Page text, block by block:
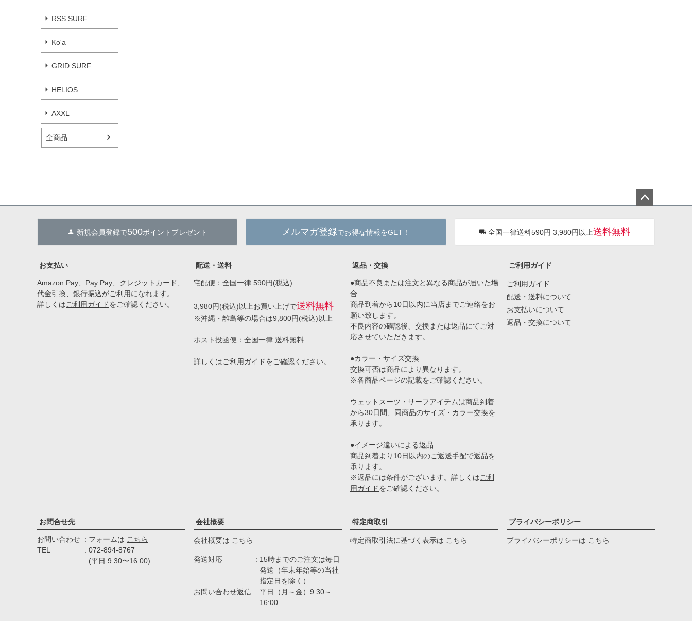
RSS SURF
Ko'a
GRID SURF
HELIOS
AXXL
全商品
へ
新規会員登録で500ポイントプレゼント メルマガ登録でお得な情報をGET！ 全国一律送料590円 3,980円以上送料無料
お支払い
Amazon Pay、Pay Pay、クレジットカード、
代金引換、銀行振込がご利用になれます。
詳しくはご利用ガイドをご確認ください。
配送・送料
宅配便：全国一律 590円(税込)
3,980円(税込)以上お買い上げで送料無料
※沖縄・離島等の場合は9,800円(税込)以上
ポスト投函便：全国一律 送料無料
詳しくはご利用ガイドをご確認ください。
返品・交換
●商品不良または注文と異なる商品が届いた場
合
商品到着から10日以内に当店までご連絡をお
願い致します。
不良内容の確認後、交換または返品にてご対
応させていただきます。
●カラー・サイズ交換
交換可否は商品により異なります。
※各商品ページの記載をご確認ください。
ウェットスーツ・サーフアイテムは商品到着
から30日間、同商品のサイズ・カラー交換を
承ります。
●イメージ違いによる返品
商品到着より10日以内のご返送手配で返品を
承ります。
※返品には条件がございます。詳しくはご利
用ガイドをご確認ください。
ご利用ガイド
ご利用ガイド
配送・送料について
お支払いについて
返品・交換について
お問合せ先
お問い合わせ フォームは こちら
TEL
072-894-8767
(平日 9:30〜16:00)
会社概要
会社概要は こちら
発送対応
15時までのご注文は毎日
発送（年末年始等の当社
指定日を除く）
お問い合わせ返信
平日（月～金）9:30～
16:00
特定商取引
特定商取引法に基づく表示は こちら
プライバシーポリシー
プライバシーポリシーは こちら